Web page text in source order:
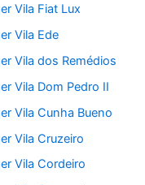
Vila Fiat Lux
Vila Ede
Vila dos Remédios
Vila Dom Pedro II
Vila Cunha Bueno
Vila Cruzeiro
Vila Cordeiro